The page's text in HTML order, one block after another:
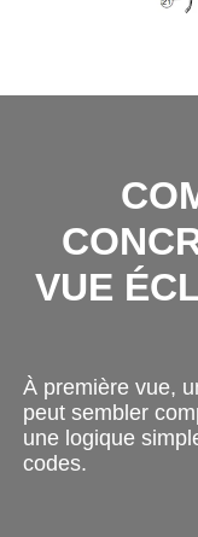
VUE
À première vue,
peut sembler
une logique
codes.